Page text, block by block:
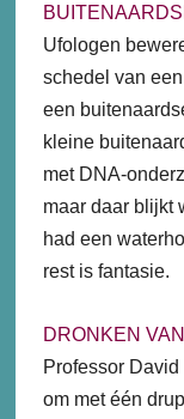
Ufologen
schedel van
een
kleine
met DNA-
maar daar blijkt
had een
rest is fantasie.
DRONKEN
Professor
om met één